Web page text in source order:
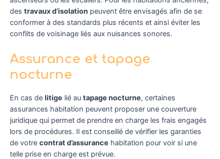
des travaux d’isolation peuvent être envisagés afin de se
conformer à des standards plus récents et ainsi éviter les
conflits de voisinage liés aux nuisances sonores.
Assurance et tapage
nocturne
En cas de litige lié au tapage nocturne, certaines
assurances habitation peuvent proposer une couverture
juridique qui permet de prendre en charge les frais engagés
lors de procédures. Il est conseillé de vérifier les garanties
de votre contrat d’assurance habitation pour voir si une
telle prise en charge est prévue.